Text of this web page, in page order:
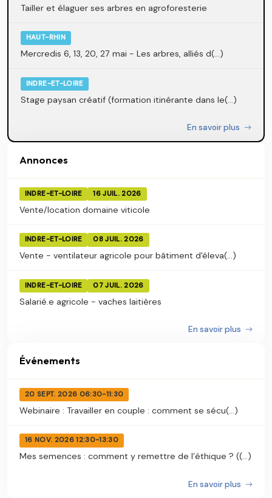
Tailler et élaguer ses arbres en agroforesterie
HAUT-RHIN
Mercredis 6, 13, 20, 27 mai - Les arbres, alliés d(...)
INDRE-ET-LOIRE
Stage paysan créatif (formation itinérante dans le(...)
En savoir plus
Annonces
INDRE-ET-LOIRE 16 JUIL. 2026
Vente/location domaine viticole
INDRE-ET-LOIRE 08 JUIL. 2026
Vente - ventilateur agricole pour bâtiment d'éleva(...)
INDRE-ET-LOIRE 07 JUIL. 2026
Salarié.e agricole - vaches laitières
En savoir plus
Événements
20 SEPT. 2026 06:30-11:30
Webinaire : Travailler en couple : comment se sécu(...)
16 NOV. 2026 12:30-13:30
Mes semences : comment y remettre de l’éthique ? ((...)
En savoir plus